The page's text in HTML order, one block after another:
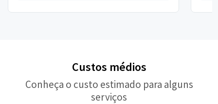
Custos médios
Conheça o custo estimado para alguns
serviços